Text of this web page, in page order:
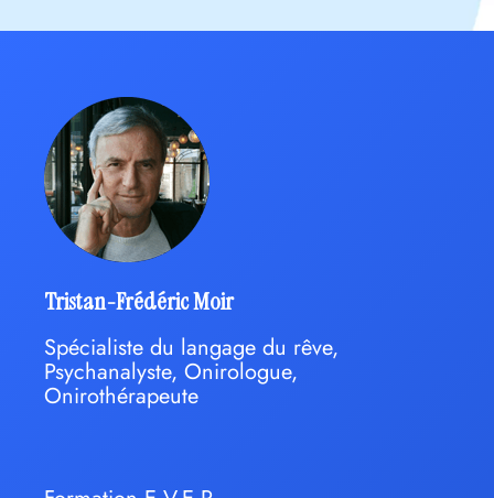
Tristan-Frédéric Moir
Spécialiste du langage du rêve,
Psychanalyste, Onirologue,
Onirothérapeute